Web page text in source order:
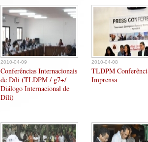
2010-04-09
Conferências Internacionais
de Díli (TLDPM / g7+/
Diálogo Internacional de
Díli)
2010-04-08
TLDPM
Imprensa